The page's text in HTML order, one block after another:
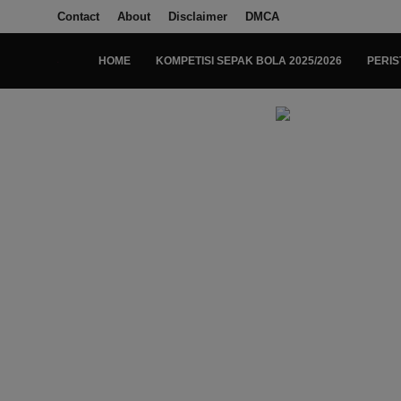
Contact About Disclaimer DMCA
HOME KOMPETISI SEPAK BOLA 2025/2026